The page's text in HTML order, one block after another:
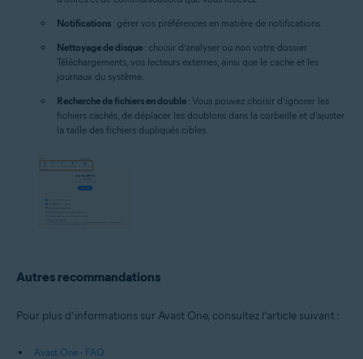
Notifications : gérer vos préférences en matière de notifications.
Nettoyage de disque : choisir d’analyser ou non votre dossier
Téléchargements, vos lecteurs externes, ainsi que le cache et les
journaux du système.
Recherche de fichiers en double : Vous pouvez choisir d’ignorer les
fichiers cachés, de déplacer les doublons dans la corbeille et d’ajuster
la taille des fichiers dupliqués cibles.
Autres recommandations
Pour plus d’informations sur Avast One, consultez l’article suivant :
Avast One - FAQ